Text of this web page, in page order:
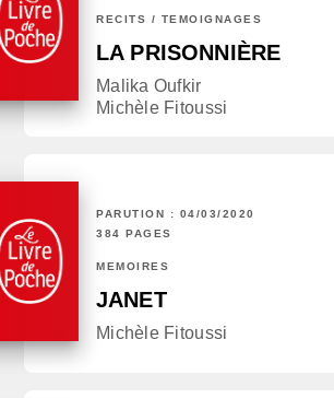
RÉCITS / TÉMOIGNAGES
LA PRISONNIÈRE
Malika Oufkir
Michèle Fitoussi
PARUTION : 04/03/2020
384 PAGES
MÉMOIRES
JANET
Michèle Fitoussi